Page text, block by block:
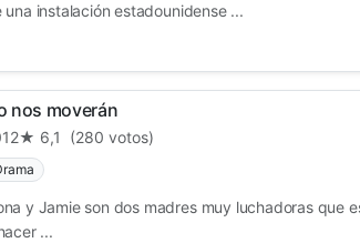
una instalación estadounidense ...
nos moverán
★ 6,1 (280 votos)
y Jamie son dos madres muy luchadoras que
...